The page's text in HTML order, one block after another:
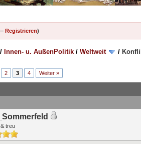
Registrieren)
/ Innen- u. AußenPolitik / Weltweit /
2 3 4 Weiter »
treu